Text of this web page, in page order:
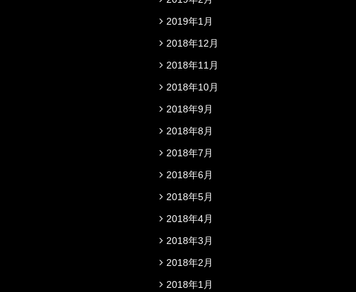
2019年1月
2018年12月
2018年11月
2018年10月
2018年9月
2018年8月
2018年7月
2018年6月
2018年5月
2018年4月
2018年3月
2018年2月
2018年1月